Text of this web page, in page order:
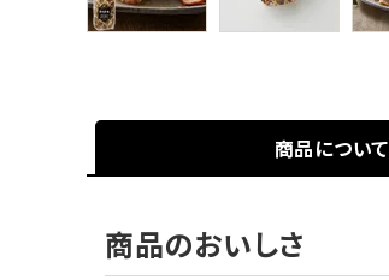
商品について
商品のおいしさ